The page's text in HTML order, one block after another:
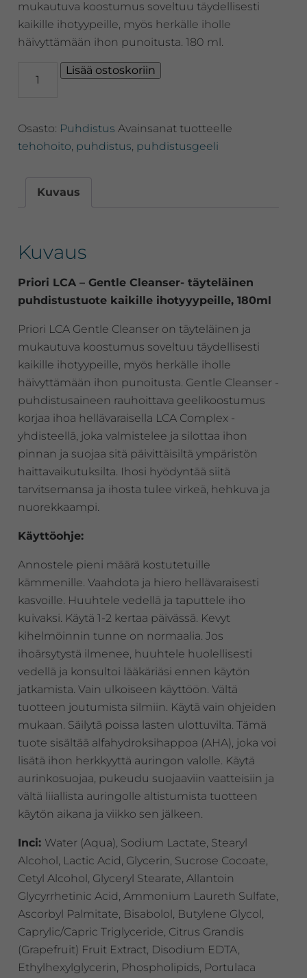
mukautuva koostumus soveltuu täydellisesti
kaikille ihotyypeille, myös herkälle iholle
häivyttämään ihon punoitusta. 180 ml.
Cleanser-
täyteläinen
ihotyyypeille,
Lisää ostoskoriin
Osasto: Puhdistus Avainsanat tuotteelle
tehohoito, puhdistus, puhdistusgeeli
Kuvaus
Kuvaus
Priori LCA – Gentle Cleanser- täyteläinen
puhdistustuote kaikille ihotyyypeille, 180ml
Priori LCA Gentle Cleanser on täyteläinen ja
mukautuva koostumus soveltuu täydellisesti
kaikille ihotyypeille, myös herkälle iholle
häivyttämään ihon punoitusta. Gentle Cleanser -
puhdistusaineen rauhoittava geelikoostumus
korjaa ihoa hellävaraisella LCA Complex -
yhdisteellä, joka valmistelee ja silottaa ihon
pinnan ja suojaa sitä päivittäisiltä ympäristön
haittavaikutuksilta. Ihosi hyödyntää siitä
tarvitsemansa ja ihosta tulee virkeä, hehkuva ja
nuorekkaampi.
Käyttöohje:
Annostele pieni määrä kostutetuille
kämmenille. Vaahdota ja hiero hellävaraisesti
kasvoille. Huuhtele vedellä ja taputtele iho
kuivaksi. Käytä 1-2 kertaa päivässä. Kevyt
kihelmöinnin tunne on normaalia. Jos
ihoärsytystä ilmenee, huuhtele huolellisesti
vedellä ja konsultoi lääkäriäsi ennen käytön
jatkamista. Vain ulkoiseen käyttöön. Vältä
tuotteen joutumista silmiin. Käytä vain ohjeiden
mukaan. Säilytä poissa lasten ulottuvilta. Tämä
tuote sisältää alfahydroksihappoa (AHA), joka voi
lisätä ihon herkkyyttä auringon valolle. Käytä
aurinkosuojaa, pukeudu suojaaviin vaatteisiin ja
vältä liiallista auringolle altistumista tuotteen
käytön aikana ja viikko sen jälkeen.
Inci: Water (Aqua), Sodium Lactate, Stearyl
Alcohol, Lactic Acid, Glycerin, Sucrose Cocoate,
Cetyl Alcohol, Glyceryl Stearate, Allantoin
Glycyrrhetinic Acid, Ammonium Laureth Sulfate,
Ascorbyl Palmitate, Bisabolol, Butylene Glycol,
Caprylic/Capric Triglyceride, Citrus Grandis
(Grapefruit) Fruit Extract, Disodium EDTA,
Ethylhexylglycerin, Phospholipids, Portulaca